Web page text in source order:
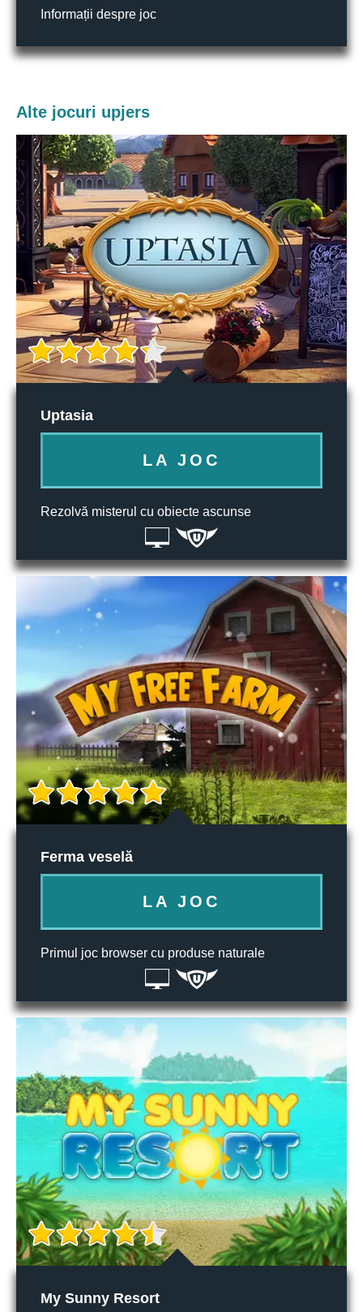
Informații despre joc
Alte jocuri upjers
Uptasia
LA JOC
Rezolvă misterul cu obiecte ascunse
Ferma veselă
LA JOC
Primul joc browser cu produse naturale
My Sunny Resort